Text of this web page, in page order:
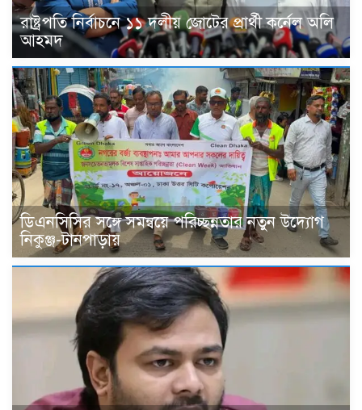
রাষ্ট্রপতি নির্বাচনে ১১ দলীয় জোটের প্রার্থী কর্নেল অলি
আহমদ
ডিএনসিসির সঙ্গে সমন্বয়ে পরিচ্ছন্নতার নতুন উদ্যোগ
নিকুঞ্জ-টানপাড়ায়